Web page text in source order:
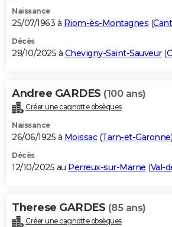
Naissance
25/07/1963 à Riom-ès-Montagnes (
Décès
28/10/2025 à Chevigny-Saint-Sauveur(
Andree GARDES (100 ans)
Créer une cagnotte obsèques
Naissance
26/06/1925 à Moissac(Tarn-et-Garonne)
Décès
12/10/2025 au Perreux-sur-Marne (Val-
Therese GARDES (85 ans)
Créer une cagnotte obsèques